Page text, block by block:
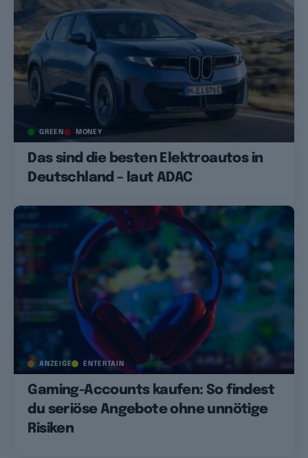
GREEN MONEY
Das sind die besten Elektroautos in
Deutschland – laut ADAC
ANZEIGE ENTERTAIN
Gaming-Accounts kaufen: So findest
du seriöse Angebote ohne unnötige
Risiken